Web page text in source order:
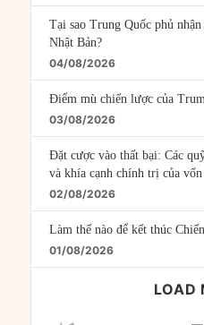
Tại sao Trung Quốc phủ
Nhật Bản?
04/08/2026
Điểm mù chiến lược của
03/08/2026
Đặt cược vào thất bại: Các
và khía cạnh chính trị của
02/08/2026
Làm thế nào để kết thúc
01/08/2026
LOAD